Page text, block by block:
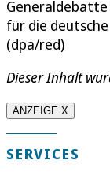
Generaldebatte
für die
(dpa/red)
Dieser Inhalt
ANZEIGE X
SERVICES